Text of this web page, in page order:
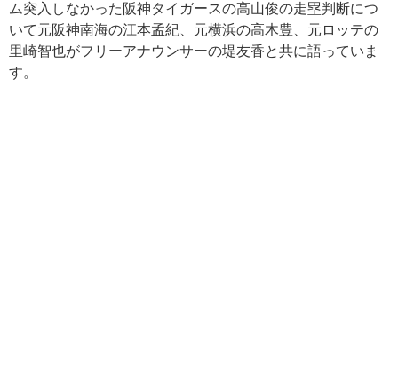
ム突入しなかった阪神タイガースの高山俊の走塁判断につ
いて元阪神南海の江本孟紀、元横浜の高木豊、元ロッテの
里崎智也がフリーアナウンサーの堤友香と共に語っていま
す。